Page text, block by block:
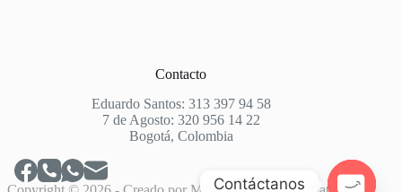
Contacto
Eduardo Santos: 313 397 94 58
7 de Agosto: 320 956 14 22
Bogotá, Colombia
Contáctanos